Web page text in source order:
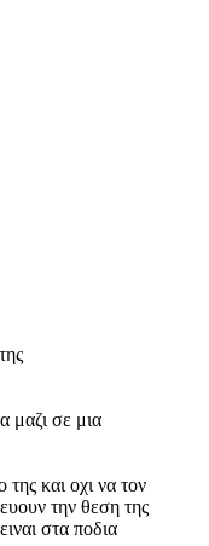
μαζι σε μια
της και οχι να τον
την θεση της
στα ποδια